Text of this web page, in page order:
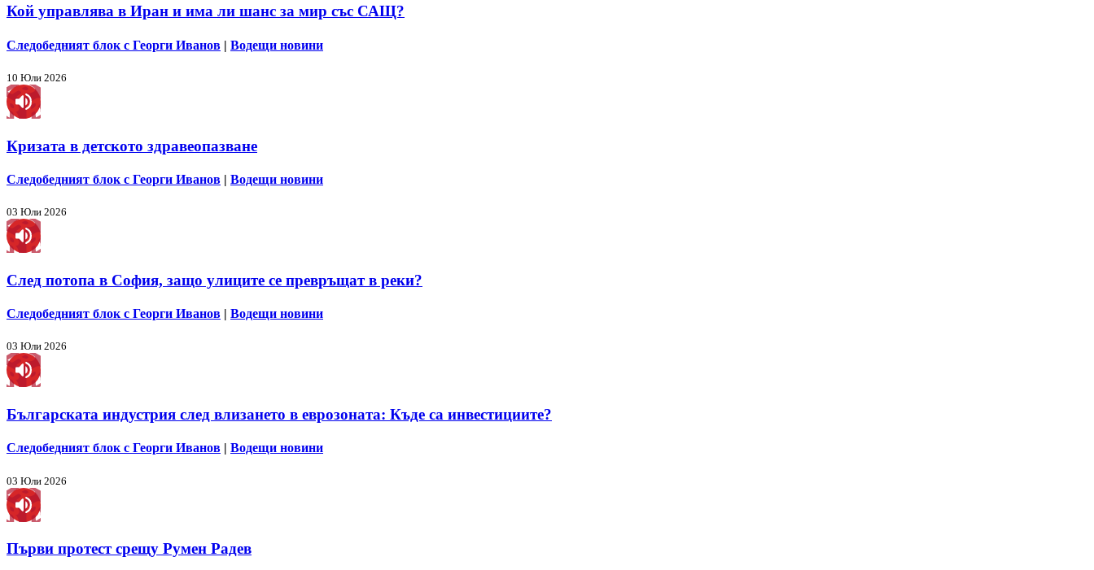
Кой управлява в Иран и има ли шанс за мир със САЩ?
Следобедният блок с Георги Иванов | Водещи новини
10 Юли 2026
Кризата в детското здравеопазване
Следобедният блок с Георги Иванов | Водещи новини
03 Юли 2026
След потопа в София, защо улиците се превръщат в реки?
Следобедният блок с Георги Иванов | Водещи новини
03 Юли 2026
Българската индустрия след влизането в еврозоната: Къде са инвестициите?
Следобедният блок с Георги Иванов | Водещи новини
03 Юли 2026
Първи протест срещу Румен Радев